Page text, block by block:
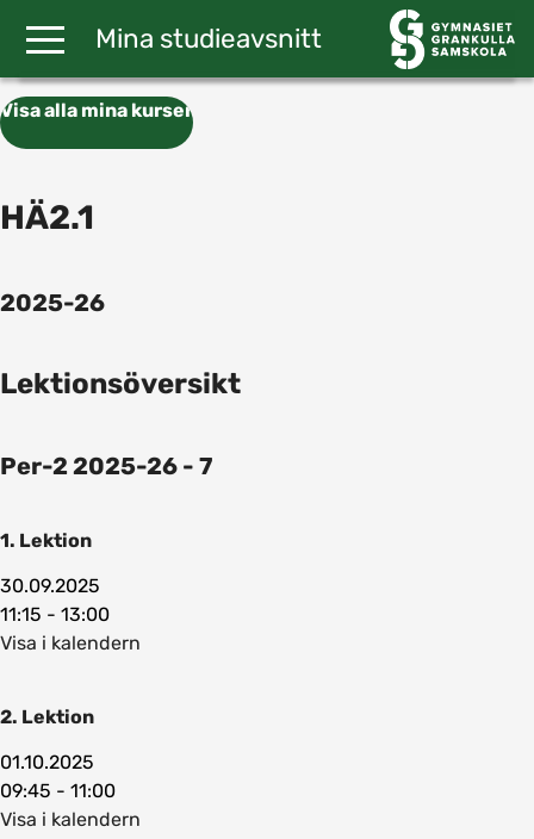
Mina studieavsnitt
Visa alla mina kurser
HÄ2.1
2025-26
Lektionsöversikt
Per-2 2025-26 - 7
1. Lektion
30.09.2025
11:15 - 13:00
Visa i kalendern
2. Lektion
01.10.2025
09:45 - 11:00
Visa i kalendern